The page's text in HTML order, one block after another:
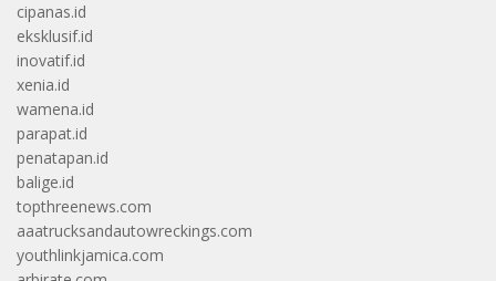
cipanas.id
eksklusif.id
inovatif.id
xenia.id
wamena.id
parapat.id
penatapan.id
balige.id
topthreenews.com
aaatrucksandautowreckings.com
youthlinkjamica.com